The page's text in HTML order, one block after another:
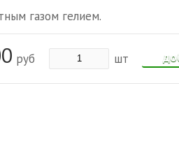
газом гелием.
руб шт